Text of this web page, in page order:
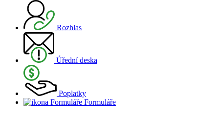
Rozhlas
Úřední deska
Poplatky
Formuláře